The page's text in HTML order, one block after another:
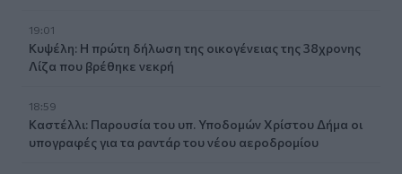
19:01
Κυψέλη: Η πρώτη δήλωση της οικογένειας της 38χρονης
Λίζα που βρέθηκε νεκρή
18:59
Καστέλλι: Παρουσία του υπ. Υποδομών Χρίστου Δήμα οι
υπογραφές για τα ραντάρ του νέου αεροδρομίου